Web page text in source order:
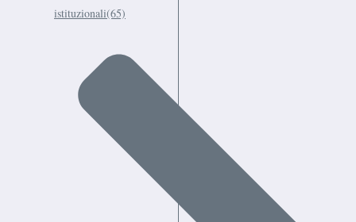
istituzionali(65)